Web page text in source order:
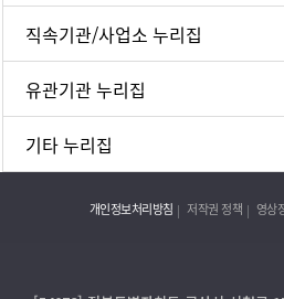
직속기관/사업소 누리집
유관기관 누리집
기타 누리집
개인정보처리방침 저작권 정책 영상